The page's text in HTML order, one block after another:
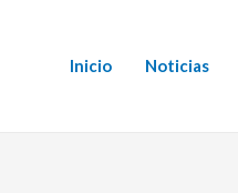
Inicio Noticias